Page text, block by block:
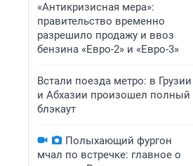
«Антикризисная мера»:
правительство временно
разрешило продажу и ввоз
бензина «Евро-2» и «Евро-3»
Встали поезда метро: в Грузии
и Абхазии произошел полный
блэкаут
Полыхающий фургон
мчал по встречке: главное о